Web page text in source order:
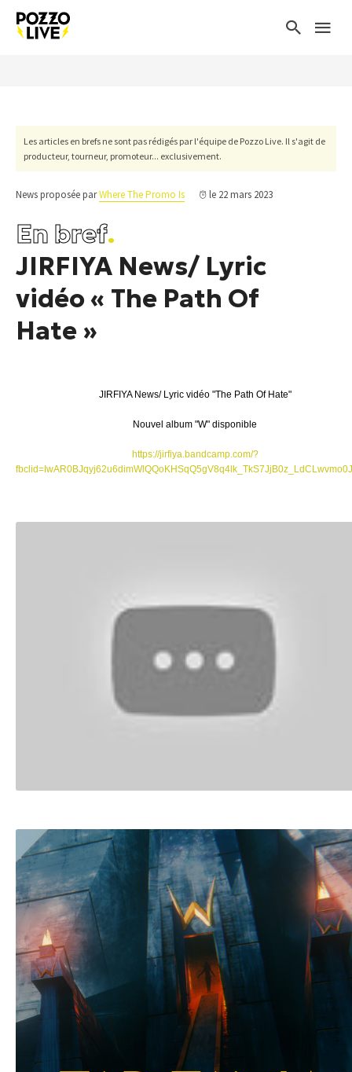
Les articles en brefs ne sont pas rédigés par l'équipe de Pozzo Live. Il s'agit de
producteur, tourneur, promoteur... exclusivement.
News proposée parWhere The Promo Is le 22 mars 2023
En bref.
JIRFIYA News/ Lyric
vidéo « The Path Of
Hate »
JIRFIYA News/ Lyric vidéo "The Path Of Hate"
Nouvel album "W" disponible
https://jirfiya.bandcamp.com/?